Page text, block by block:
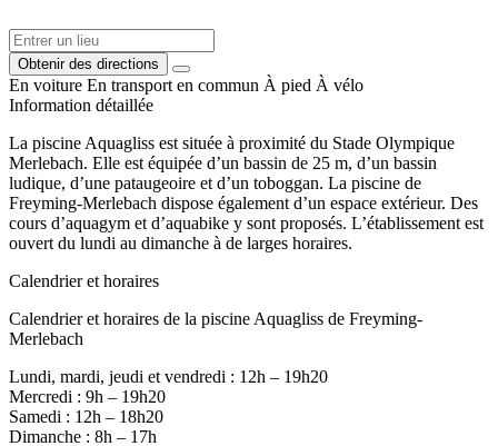
Obtenir des directions
En voiture En transport en commun À pied À vélo
Information détaillée
La piscine Aquagliss est située à proximité du Stade Olympique
Merlebach. Elle est équipée d’un bassin de 25 m, d’un bassin
ludique, d’une pataugeoire et d’un toboggan. La piscine de
Freyming-Merlebach dispose également d’un espace extérieur. Des
cours d’aquagym et d’aquabike y sont proposés. L’établissement est
ouvert du lundi au dimanche à de larges horaires.
Calendrier et horaires
Calendrier et horaires de la piscine Aquagliss de Freyming-
Merlebach
Lundi, mardi, jeudi et vendredi : 12h – 19h20
Mercredi : 9h – 19h20
Samedi : 12h – 18h20
Dimanche : 8h – 17h